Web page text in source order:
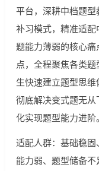
平台，深耕中档题
补习模式，精准适
题能力薄弱的核心
点，全程聚焦各类
生快速建立题型思维
彻底解决变式题无
化实现题型能力进阶。
适配人群：基础稳
能力弱、题型储备